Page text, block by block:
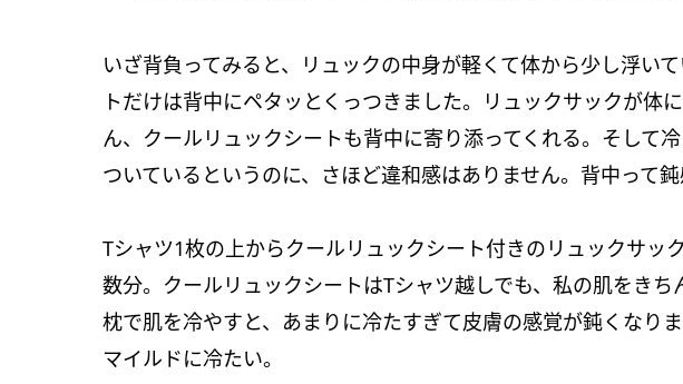
いざ背負ってみると、リュックの中身が軽くて体から少し浮い
トだけは背中にペタッとくっつきました。リュックサックが体
ん、クールリュックシートも背中に寄り添ってくれる。そして
ついているというのに、さほど違和感はありません。背中って鈍
Tシャツ1枚の上からクールリュックシート付きのリュックサッ
数分。クールリュックシートはTシャツ越しでも、私の肌をきち
枕で肌を冷やすと、あまりに冷たすぎて皮膚の感覚が鈍くなり
マイルドに冷たい。